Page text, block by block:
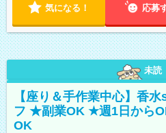
気になる！ 応募
未読
【座り＆手作業中心】香
フ ★副業OK ★週1日から
OK